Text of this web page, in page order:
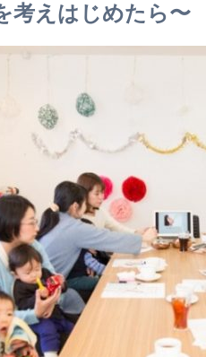
考えはじめたら〜